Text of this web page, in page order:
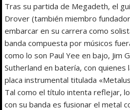
Tras su partida de Megadeth, el
Drover (también miembro
embarcar en su carrera como
banda compuesta por músicos
como lo son Paul Yee en bajo, Jim
Sutherland en batería, con
placa instrumental titulada
Tal como el título intenta reflejar,
con su banda es fusionar el metal